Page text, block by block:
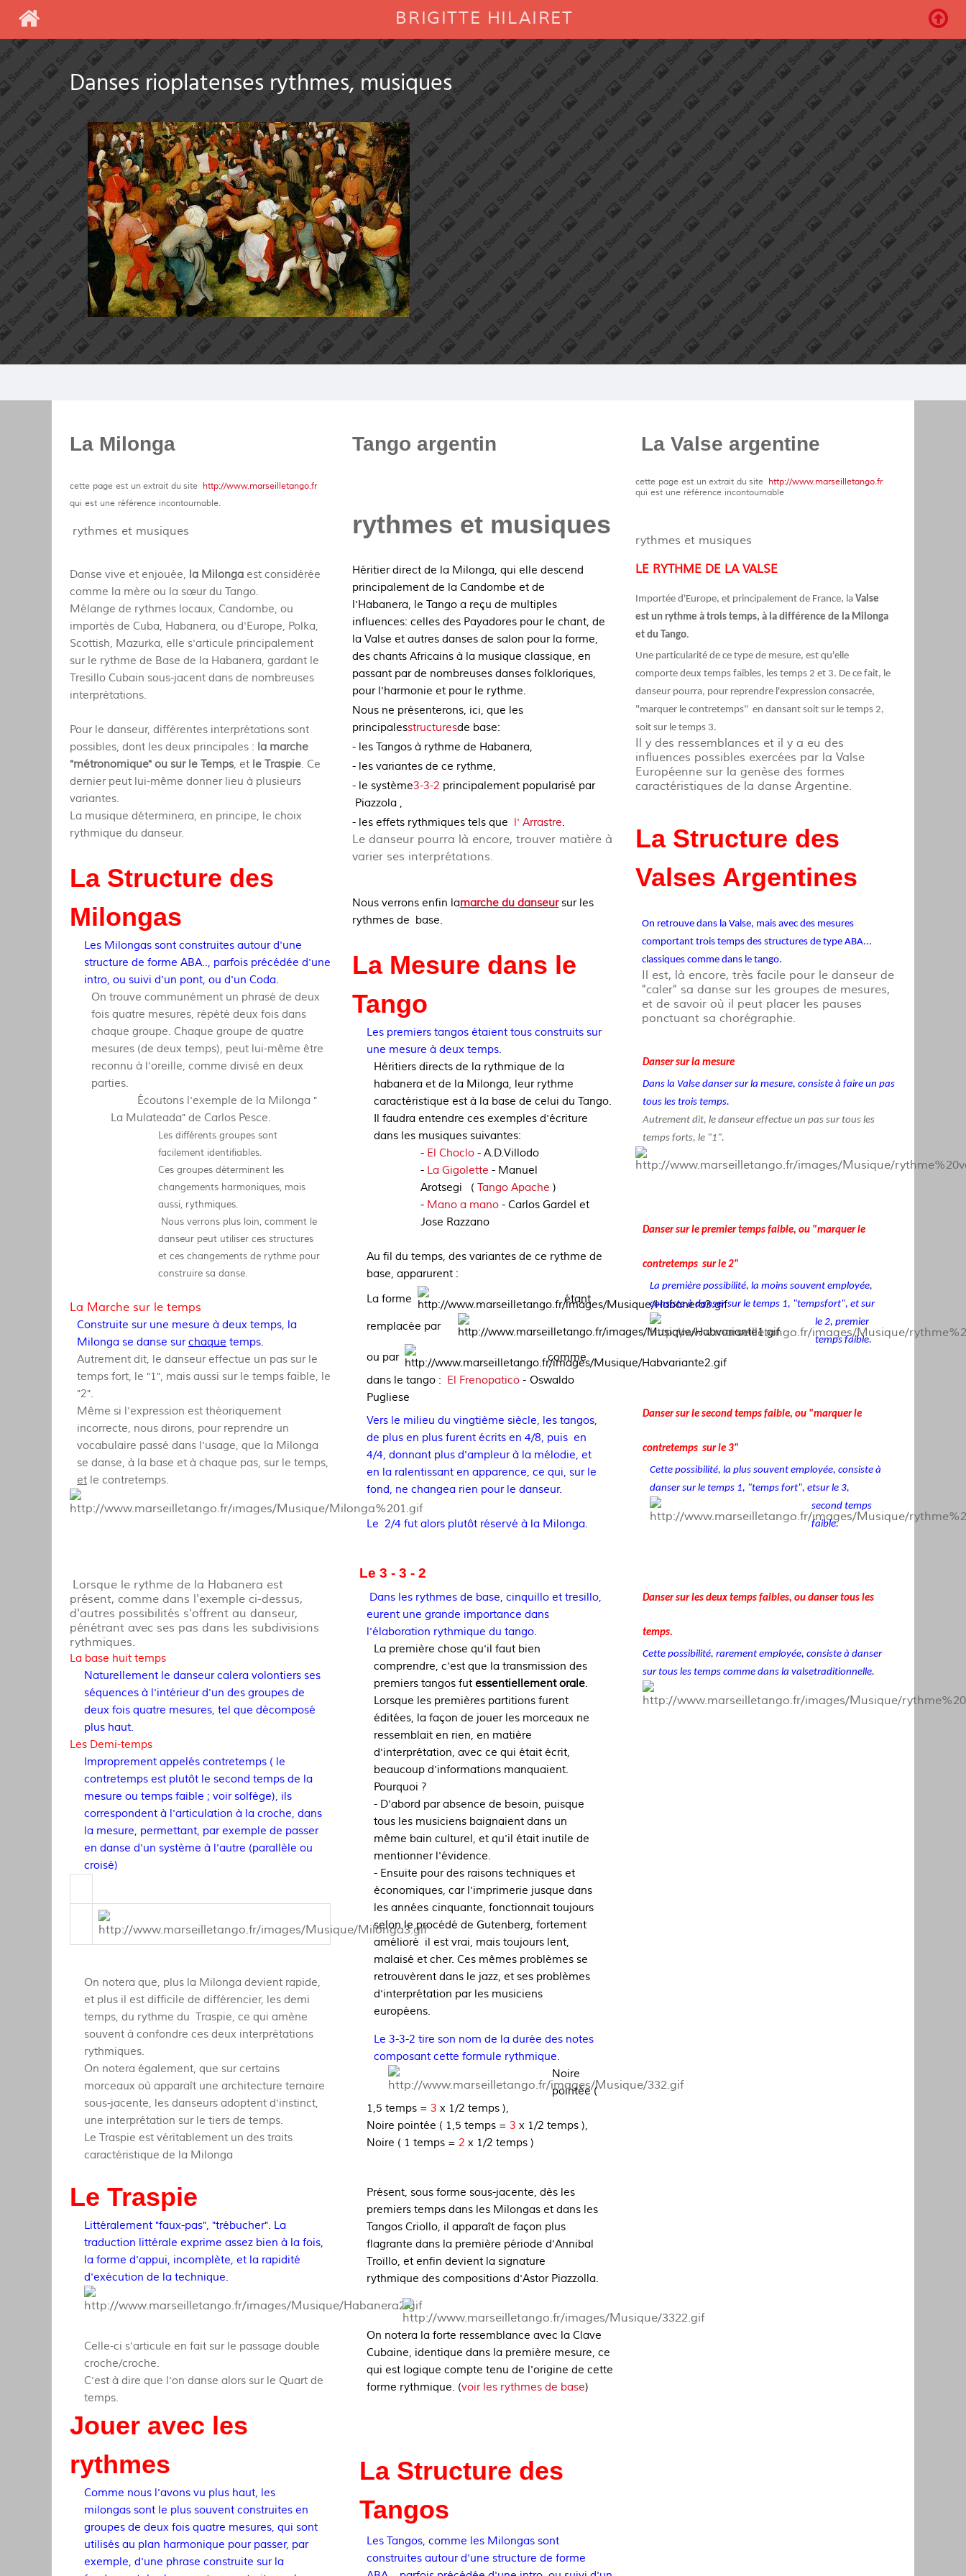
BRIGITTE HILAIRET
Danses rioplatenses rythmes, musiques
La Milonga
cette page est un extrait du site http://www.marseilletango.fr
qui est une référence incontournable.
rythmes et musiques
Danse vive et enjouée, la Milonga est considérée
comme la mère ou la sœur du Tango.
Mélange de rythmes locaux, Candombe, ou
importés de Cuba, Habanera, ou d'Europe, Polka,
Scottish, Mazurka, elle s'articule principalement
sur le rythme de Base de la Habanera, gardant le
Tresillo Cubain sous-jacent dans de nombreuses
interprétations.
Pour le danseur, différentes interprétations sont
possibles, dont les deux principales : la marche
"métronomique" ou sur le Temps, et le Traspie. Ce
dernier peut lui-même donner lieu à plusieurs
variantes.
La musique déterminera, en principe, le choix
rythmique du danseur.
La Structure des
Milongas
Les Milongas sont construites autour d'une
structure de forme ABA.., parfois précédée d'une
intro, ou suivi d'un pont, ou d'un Coda.
On trouve communément un phrasé de deux
fois quatre mesures, répété deux fois dans
chaque groupe. Chaque groupe de quatre
mesures (de deux temps), peut lui-même être
reconnu à l'oreille, comme divisé en deux
parties.
Écoutons l'exemple de la Milonga "
La Mulateada" de Carlos Pesce.
Les différents groupes sont
facilement identifiables.
Ces groupes déterminent les
changements harmoniques, mais
aussi, rythmiques.
Nous verrons plus loin, comment le
danseur peut utiliser ces structures
et ces changements de rythme pour
construire sa danse.
La Marche sur le temps
Construite sur une mesure à deux temps, la
Milonga se danse surchaque temps.
Autrement dit, le danseur effectue un pas sur le
temps fort, le "1", mais aussi sur le temps faible, le
"2".
Même si l'expression est théoriquement
incorrecte, nous dirons, pour reprendre un
vocabulaire passé dans l'usage, que la Milonga
se danse, à la base et à chaque pas, sur le temps,
et le contretemps.
Lorsque le rythme de la Habanera est
présent, comme dans l'exemple ci-dessus,
d'autres possibilités s'offrent au danseur,
pénétrant avec ses pas dans les subdivisions
rythmiques.
La base huit temps
Naturellement le danseur calera volontiers ses
séquences à l'intérieur d'un des groupes de
deux fois quatre mesures, tel que décomposé
plus haut.
Les Demi-temps
Improprement appelés contretemps ( le
contretemps est plutôt le second temps de la
mesure ou temps faible ; voir solfège), ils
correspondent à l'articulation à la croche, dans
la mesure, permettant, par exemple de passer
en danse d'un système à l'autre (parallèle ou
croisé)
On notera que, plus la Milonga devient rapide,
et plus il est difficile de différencier, les demi
temps, du rythme du Traspie, ce qui amène
souvent à confondre ces deux interprétations
rythmiques.
On notera également, que sur certains
morceaux où apparaît une architecture ternaire
sous-jacente, les danseurs adoptent d'instinct,
une interprétation sur le tiers de temps.
Le Traspie est véritablement un des traits
caractéristique de la Milonga
Le Traspie
Littéralement "faux-pas", "trébucher". La
traduction littérale exprime assez bien à la fois,
la forme d'appui, incomplète, et la rapidité
d'exécution de la technique.
Celle-ci s'articule en fait sur le passage double
croche/croche.
C'est à dire que l'on danse alors sur le Quart de
temps.
Jouer avec les
rythmes
Comme nous l'avons vu plus haut, les
milongas sont le plus souvent construites en
groupes de deux fois quatre mesures, qui sont
utilisés au plan harmonique pour passer, par
exemple, d'une phrase construite sur la
Tango argentin
rythmes et musiques
Héritier direct de la Milonga, qui elle descend
principalement de la Candombe et de
l'Habanera, le Tango a reçu de multiples
influences: celles des Payadores pour le chant, de
la Valse et autres danses de salon pour la forme,
des chants Africains à la musique classique, en
passant par de nombreuses danses folkloriques,
pour l'harmonie et pour le rythme.
Nous ne présenterons, ici, que les
principalesstructuresde base:
- les Tangos à rythme de Habanera,
- les variantes de ce rythme,
- le système3-3-2 principalement popularisé par
Piazzola ,
- les effets rythmiques tels que l' Arrastre.
Le danseur pourra là encore, trouver matière à
varier ses interprétations.
Nous verrons enfin lamarche du danseursur les
rythmes de base.
La Mesure dans le
Tango
Les premiers tangos étaient tous construits sur
une mesure à deux temps.
Héritiers directs de la rythmique de la
habanera et de la Milonga, leur rythme
caractéristique est à la base de celui du Tango.
Il faudra entendre ces exemples d'écriture
dans les musiques suivantes:
- El Choclo - A.D.Villodo
- La Gigolette - Manuel
Arotsegi
( Tango Apache )
- Mano a mano - Carlos Gardel et
Jose Razzano
Au fil du temps, des variantes de ce rythme de
base, apparurent :
La forme
étant
remplacée par
ou par
comme
dans le tango : El Frenopatico - Oswaldo
Pugliese
Vers le milieu du vingtième siècle, les tangos,
de plus en plus furent écrits en 4/8, puis en
4/4, donnant plus d'ampleur à la mélodie, et
en la ralentissant en apparence, ce qui, sur le
fond, ne changea rien pour le danseur.
Le 2/4 fut alors plutôt réservé à la Milonga.
Le 3 - 3 - 2
Dans les rythmes de base, cinquillo et tresillo,
eurent une grande importance dans
l'élaboration rythmique du tango.
La première chose qu'il faut bien
comprendre, c'est que la transmission des
premiers tangos futessentiellement orale.
Lorsque les premières partitions furent
éditées, la façon de jouer les morceaux ne
ressemblait en rien, en matière
d'interprétation, avec ce qui était écrit,
beaucoup d'informations manquaient.
Pourquoi ?
- D'abord par absence de besoin, puisque
tous les musiciens baignaient dans un
même bain culturel, et qu'il était inutile de
mentionner l'évidence.
- Ensuite pour des raisons techniques et
économiques, car l'imprimerie jusque dans
les années cinquante, fonctionnait toujours
selon le procédé de Gutenberg, fortement
amélioré il est vrai, mais toujours lent,
malaisé et cher. Ces mêmes problèmes se
retrouvèrent dans le jazz, et ses problèmes
d'interprétation par les musiciens
européens.
Le 3-3-2 tire son nom de la durée des notes
composant cette formule rythmique.
Noire
pointée (
1,5 temps = 3 x 1/2 temps ),
Noire pointée ( 1,5 temps = 3 x 1/2 temps ),
Noire ( 1 temps = 2 x 1/2 temps )
Présent, sous forme sous-jacente, dès les
premiers temps dans les Milongas et dans les
Tangos Criollo, il apparaît de façon plus
flagrante dans la première période d'Annibal
Troïllo, et enfin devient la signature
rythmique des compositions d'Astor Piazzolla.
On notera la forte ressemblance avec la Clave
Cubaine, identique dans la première mesure, ce
qui est logique compte tenu de l'origine de cette
forme rythmique. (voir les rythmes de base)
La Structure des
Tangos
Les Tangos, comme les Milongas sont
construites autour d'une structure de forme
La Valse argentine
cette page est un extrait du site http://www.marseilletango.fr
qui est une référence incontournable
rythmes et musiques
LE RYTHME DE LA VALSE
Importée d'Europe, et principalement de France, laValse
est un rythme à trois temps, à la différence de la Milonga
et du Tango.
Une particularité de ce type de mesure, est qu'elle
comporte deux temps faibles, les temps 2 et 3. De ce fait, le
danseur pourra, pour reprendre l'expression consacrée,
"marquer le contretemps" en dansant soit sur le temps 2,
soit sur le temps 3.
Il y des ressemblances et il y a eu des
influences possibles exercées par la Valse
Européenne sur la genèse des formes
caractéristiques de la danse Argentine.
La Structure des
Valses Argentines
On retrouve dans la Valse, mais avec des mesures
comportant trois temps des structures de type ABA...
classiques comme dans le tango.
Il est, là encore, très facile pour le danseur de
"caler" sa danse sur les groupes de mesures,
et de savoir où il peut placer les pauses
ponctuant sa chorégraphie.
Danser sur la mesure
Dans la Valse danser sur la mesure, consiste à faire un pas
tous les trois temps.
Autrement dit, le danseur effectue un pas sur tous les
temps forts, le "1".
Danser sur le premier temps faible, ou "marquer le
contretemps sur le 2"
La première possibilité, la moins souvent employée,
consiste à danser sur le temps 1, "tempsfort", et sur
le 2, premier
temps faible.
Danser sur le second temps faible, ou "marquer le
contretemps sur le 3"
Cette possibilité, la plus souvent employée, consiste à
danser sur le temps 1, "temps fort", etsur le 3,
second temps
faible.
Danser sur les deux temps faibles, ou danser tous les
temps.
Cette possibilité, rarement employée, consiste à danser
sur tous les temps comme dans la valsetraditionnelle.